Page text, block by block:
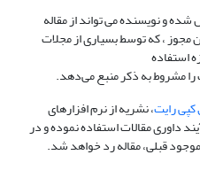
و نویسنده می تواند از مقاله
مجوز ، که توسط بسیاری از مجلات
استفاده
را مشروط به ذکر منبع می‌دهد.
رایت، نشریه از نرم افزارهای
داوری مقالات استفاده نموده و در